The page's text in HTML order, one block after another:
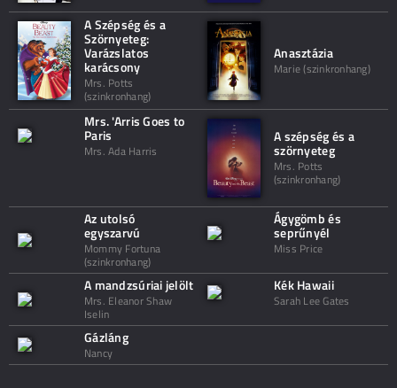
A Szépség és a
Szörnyeteg:
Varázslatos
karácsony
Mrs. Potts
(szinkronhang)
Anasztázia
Marie (szinkronhang)
Mrs. 'Arris Goes to
Paris
Mrs. Ada Harris
A szépség és a
szörnyeteg
Mrs. Potts
(szinkronhang)
Az utolsó
egyszarvú
Mommy Fortuna
(szinkronhang)
Ágygömb és
seprűnyél
Miss Price
A mandzsúriai jelölt
Mrs. Eleanor Shaw
Iselin
Kék Hawaii
Sarah Lee Gates
Gázláng
Nancy